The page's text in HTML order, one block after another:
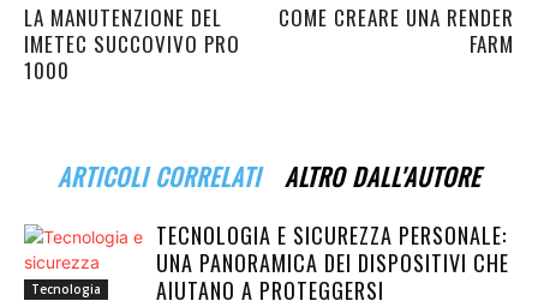
LA MANUTENZIONE DEL
IMETEC SUCCOVIVO PRO
1000
COME CREARE UNA RENDER
FARM
ARTICOLI CORRELATI ALTRO DALL'AUTORE
Tecnologia
TECNOLOGIA E SICUREZZA PERSONALE:
UNA PANORAMICA DEI DISPOSITIVI CHE
AIUTANO A PROTEGGERSI